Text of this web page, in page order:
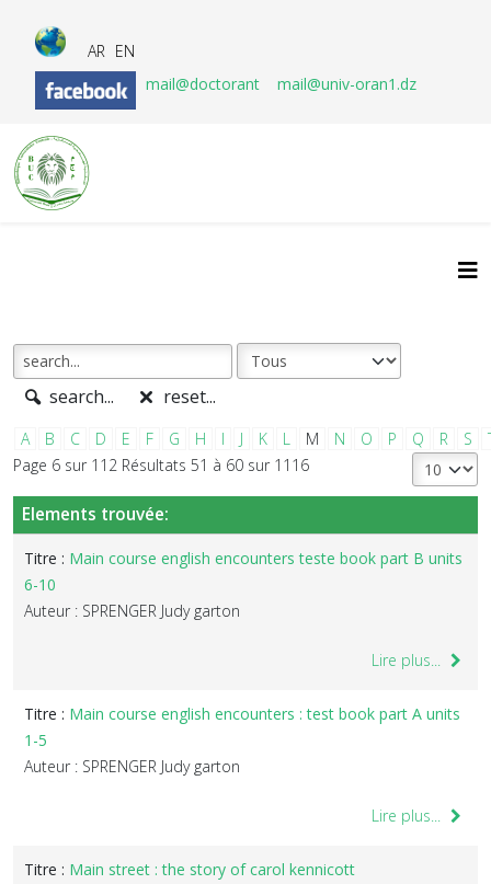
AR EN
mail@doctorant
mail@univ-oran1.dz
search... reset...
A B C D E F G H I J K L M N O P Q R S
Page 6 sur 112 Résultats 51 à 60 sur 1116
Elements trouvée:
Titre : Main course english encounters teste book part B units
6-10
Auteur : SPRENGER Judy garton
Lire plus...
Titre : Main course english encounters : test book part A units
1-5
Auteur : SPRENGER Judy garton
Lire plus...
Titre : Main street : the story of carol kennicott